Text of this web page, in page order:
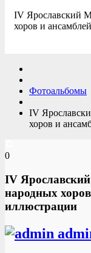
IV Ярославский
хоров и
Фотоальбомы
IV
хоров и
0
IV
народных
иллюстрации